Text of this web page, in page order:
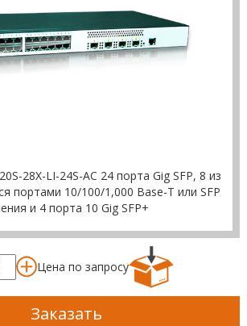
28X-LI-24S-AC 24 порта Gig SFP, 8 из
портами 10/100/1,000 Base-T или SFP
и 4 порта 10 Gig SFP+
Цена по запросу
Заказать